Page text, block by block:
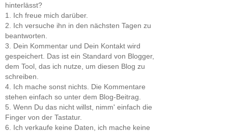
hinterlässt?
1. Ich freue mich darüber.
2. Ich versuche ihn in den nächsten Tagen zu
beantworten.
3. Dein Kommentar und Dein Kontakt wird
gespeichert. Das ist ein Standard von Blogger,
dem Tool, das ich nutze, um diesen Blog zu
schreiben.
4. Ich mache sonst nichts. Die Kommentare
stehen einfach so unter dem Blog-Beitrag.
5. Wenn Du das nicht willst, nimm' einfach die
Finger von der Tastatur.
6. Ich verkaufe keine Daten, ich mache keine